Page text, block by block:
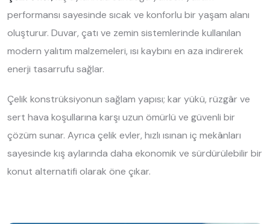
performansı sayesinde sıcak ve konforlu bir yaşam alanı
oluşturur. Duvar, çatı ve zemin sistemlerinde kullanılan
modern yalıtım malzemeleri, ısı kaybını en aza indirerek
enerji tasarrufu sağlar.
Çelik konstrüksiyonun sağlam yapısı; kar yükü, rüzgâr ve
sert hava koşullarına karşı uzun ömürlü ve güvenli bir
çözüm sunar. Ayrıca çelik evler, hızlı ısınan iç mekânları
sayesinde kış aylarında daha ekonomik ve sürdürülebilir bir
konut alternatifi olarak öne çıkar.